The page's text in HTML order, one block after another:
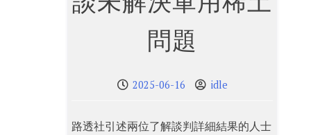
問題
2025-06-16 idle
路透社引述兩位了解談判詳細結果的人士